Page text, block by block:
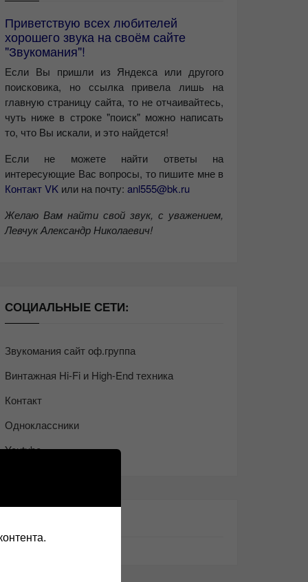
Приветствую всех любителей
хорошего звука на своём сайте
"Звукомания"!
Если Вы пришли из Яндекса или другого
поисковика, но ссылка привела лишь на
главную страницу сайта, то не отчаивайтесь,
чуть ниже в строке "поиск" можно написать
то, что Вы искали, и это найдется!
Если не можете найти ответы на
интересующие Вас вопросы, то пишите мне в
Контакт VK или на почту: anl555@bk.ru
Желаю Вам найти свой звук, с уважением,
Левчук Александр Николаевич!
СОЦИАЛЬНЫЕ СЕТИ:
Звукомания сайт оф.группа
Винтажная Hi-Fi и High-End техника
Контакт
Одноклассники
Youtube